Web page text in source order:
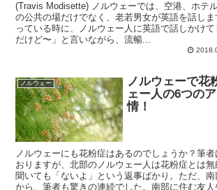
(Travis Modisette) ノルウェーでは、空港、ホテ
の公共の場だけでなく、老若男女が英語を話し
っている時に、ノルウェー人に英語で話しかけ
だけど〜」と言いながら、流暢...
ノルウェー
ノルウェーで花
ェー人の6つの
情！
ノルウェーにも花粉症はあるのでしょうか？筆
おりますが、北部のノルウェー人は花粉症とは
聞いても「ないよ」という返事ばかり。ただ、
から、筆者も驚きの連続でした。南部に住む友人